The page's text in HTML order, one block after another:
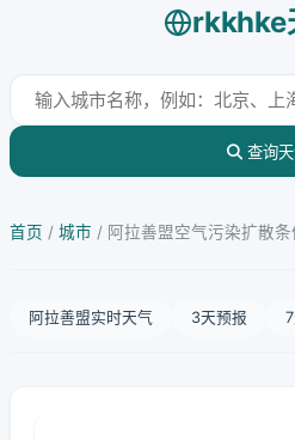
rkkhke
查询天
首页 / 城市 / 阿拉善盟空气污染扩散
阿拉善盟实时天气 3天预报